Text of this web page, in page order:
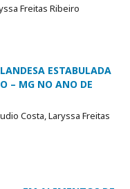
Freitas Ribeiro
ESTABULADA
– MG NO ANO DE
Costa, Laryssa Freitas